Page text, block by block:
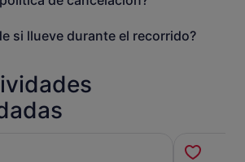
de 24 horas.
privadas, ponte en contacto con
en nuestra página web
si llueve durante el recorrido?